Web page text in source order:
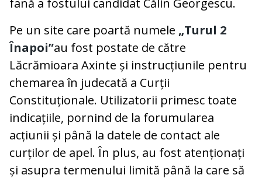
fană a fostului candidat Călin Georgescu.
Pe un site care poartă numele „Turul 2
Înapoi”au fost postate de către
Lăcrămioara Axinte și instrucțiunile pentru
chemarea în judecată a Curții
Constituționale. Utilizatorii primesc toate
indicațiile, pornind de la forumularea
acțiunii și până la datele de contact ale
curților de apel. În plus, au fost atenționați
și asupra termenului limită până la care să